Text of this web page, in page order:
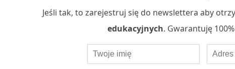
Jeśli tak, to zarejestruj się do newslettera aby
edukacyjnych. Gwarantuję